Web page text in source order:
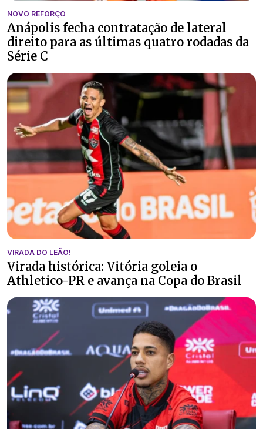
NOVO REFORÇO
Anápolis fecha contratação de lateral
direito para as últimas quatro rodadas da
Série C
VIRADA DO LEÃO!
Virada histórica: Vitória goleia o
Athletico-PR e avança na Copa do Brasil